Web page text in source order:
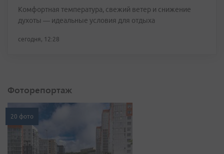
Комфортная температура, свежий ветер и снижение
духоты — идеальные условия для отдыха
сегодня, 12:28
Фоторепортаж
20 фото